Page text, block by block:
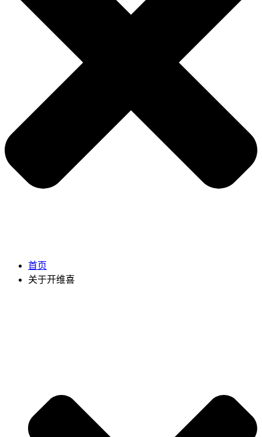
首页
关于开维喜